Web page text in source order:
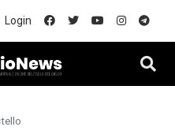
Login